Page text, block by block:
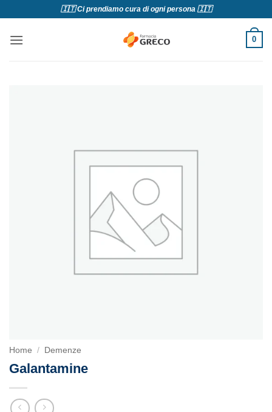
contenuti
🇮🇹 Ci prendiamo cura di ogni persona 🇮🇹
0
Home / Demenze
Galantamine